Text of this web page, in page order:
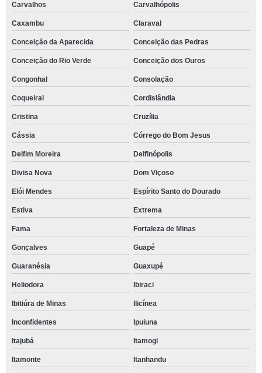
Carvalhos Carvalhópolis
Caxambu Claraval
Conceição da Aparecida Conceição das Pedras
Conceição do Rio Verde Conceição dos Ouros
Congonhal Consolação
Coqueiral Cordislândia
Cristina Cruzília
Cássia Córrego do Bom Jesus
Delfim Moreira Delfinópolis
Divisa Nova Dom Viçoso
Elói Mendes Espírito Santo do Dourado
Estiva Extrema
Fama Fortaleza de Minas
Gonçalves Guapé
Guaranésia Guaxupé
Heliodora Ibiraci
Ibitiúra de Minas Ilicínea
Inconfidentes Ipuiuna
Itajubá Itamogi
Itamonte Itanhandu